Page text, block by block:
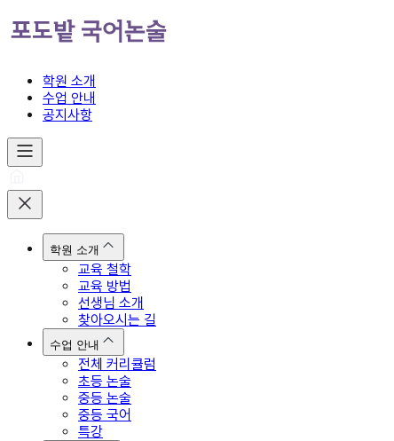
학원 소개
수업 안내
공지사항
학원 소개
교육 철학
교육 방법
선생님 소개
찾아오시는 길
수업 안내
전체 커리큘럼
초등 논술
중등 논술
중등 국어
특강